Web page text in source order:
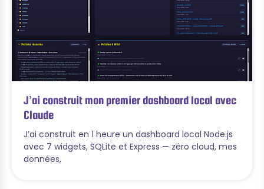
J’ai construit mon premier dashboard local avec
Claude
J’ai construit en 1 heure un dashboard local Node.js
avec 7 widgets, SQLite et Express — zéro cloud, mes
données,